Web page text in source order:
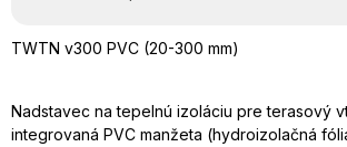
TWTN v300 PVC (20-300 mm)
Nadstavec na tepelnú izoláciu pre terasový
integrovaná PVC manžeta (hydroizolačná